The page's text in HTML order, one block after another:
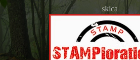
skica